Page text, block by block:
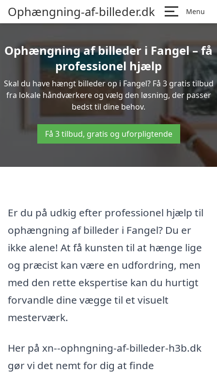
Ophængning-af-billeder.dk Menu
Ophængning af billeder i Fangel – få
professionel hjælp
Skal du have hængt billeder op i Fangel? Få 3 gratis tilbud
fra lokale håndværkere og vælg den løsning, der passer
bedst til dine behov.
Få 3 tilbud, gratis og uforpligtende
Er du på udkig efter professionel hjælp til
ophængning af billeder i Fangel? Du er
ikke alene! At få kunsten til at hænge lige
og præcist kan være en udfordring, men
med den rette ekspertise kan du hurtigt
forvandle dine vægge til et visuelt
mesterværk.
Her på xn--ophngning-af-billeder-h3b.dk
gør vi det nemt for dig at finde